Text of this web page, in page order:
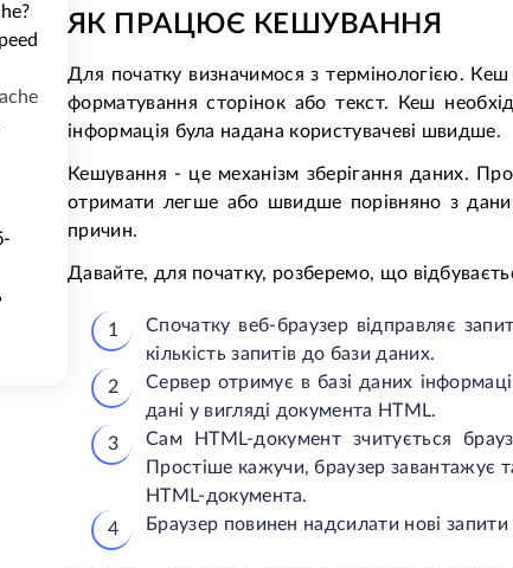
ЯК ПРАЦЮЄ КЕШУВАННЯ
Для початку визначимося з термінологією. Кеш
форматування сторінок або текст. Кеш
інформація була надана користувачеві швидше.
Кешування - це механізм зберігання даних.
отримати легше або швидше порівняно з
причин.
Давайте, для початку, розберемо, що
Спочатку веб-браузер відправляє
кількість запитів до бази даних.
Сервер отримує в базі даних
дані у вигляді документа HTML.
Сам HTML-документ зчитується
Простіше кажучи, браузер завантажує
HTML-документа.
Браузер повинен надсилати нові